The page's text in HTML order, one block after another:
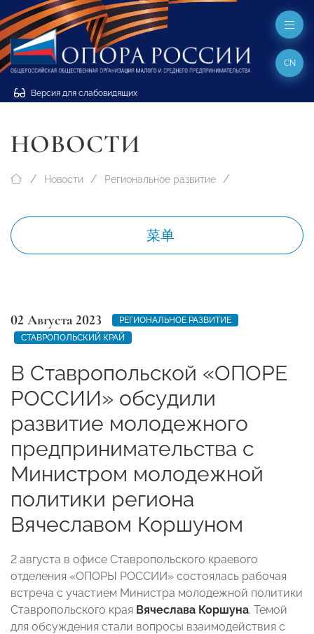
Версия для слабовидящих
CN
НОВОСТИ
Новости Региональное развитие
菜单
02 Августа 2023
РЕГИОНАЛЬНОЕ РАЗВИТИЕ
СТАВРОПОЛЬСКИЙ КРАЙ
В Ставропольской «ОПОРЕ
РОССИИ» обсудили
развитие молодежного
предпринимательства с
Министром молодежной
политики региона
Вячеславом Коршуном
2 августа в офисе Ставропольского краевого
отделения «ОПОРЫ РОССИИ» состоялась рабочая
встреча с участием Министра молодежной политики
Ставропольского края Вячеслава Коршуна. Темой
для обсуждения стали вопросы взаимодействия с